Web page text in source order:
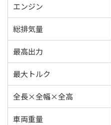
エンジン
総排気量
最高出力
最大トルク
全長×全幅×全高
車両重量